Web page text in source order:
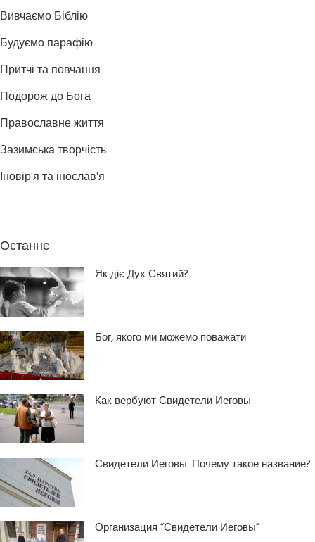
Вивчаємо Біблію
Будуємо парафію
Притчі та повчання
Подорож до Бога
Православне життя
Зазимська творчість
Іновір'я та інослав'я
Останнє
Як діє Дух Святий?
Бог, якого ми можемо поважати
Как вербуют Свидетели Иеговы
Свидетели Иеговы. Почему такое название?
Организация “Свидетели Иеговы”